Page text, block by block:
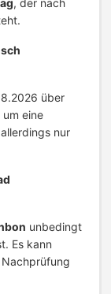
, der nach
über
eine
nur
unbedingt
Es kann